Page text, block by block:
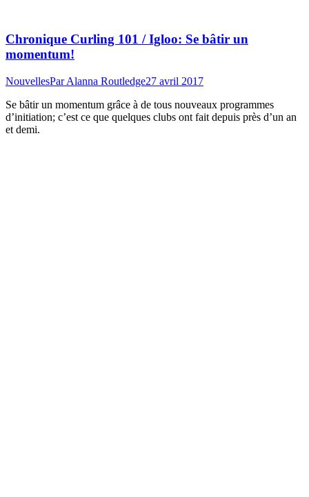
Chronique Curling 101 / Igloo: Se bâtir un
momentum!
NouvellesParAlanna Routledge27 avril 2017
Se bâtir un momentum grâce à de tous nouveaux programmes
d’initiation; c’est ce que quelques clubs ont fait depuis près d’un an
et demi.